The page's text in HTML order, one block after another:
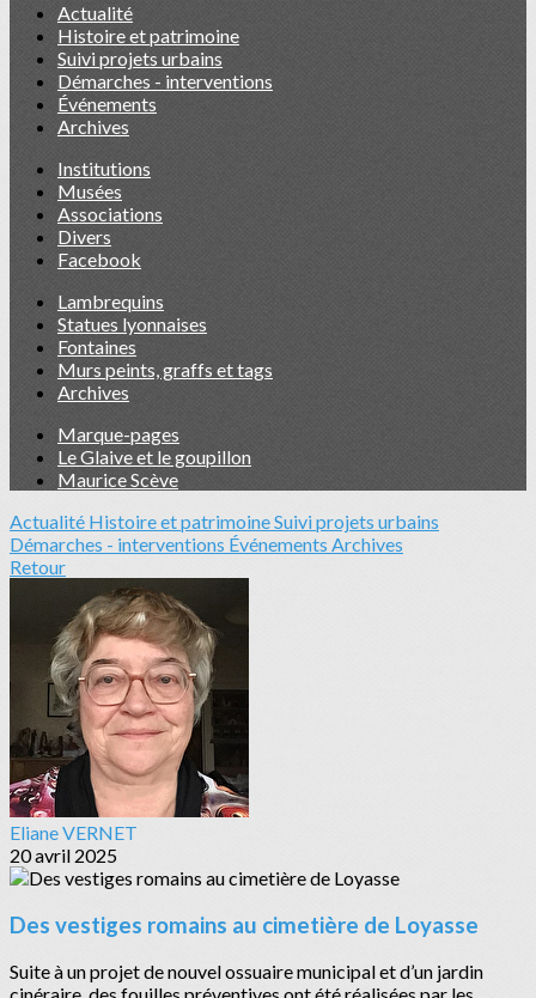
Actualité
Histoire et patrimoine
Suivi projets urbains
Démarches - interventions
Événements
Archives
Institutions
Musées
Associations
Divers
Facebook
Lambrequins
Statues lyonnaises
Fontaines
Murs peints, graffs et tags
Archives
Marque-pages
Le Glaive et le goupillon
Maurice Scève
Actualité Histoire et patrimoineSuivi projets urbains
Démarches - interventions Événements Archives
Retour
Eliane VERNET
20 avril 2025
Des vestiges romains au cimetière de Loyasse
Suite à un projet de nouvel ossuaire municipal et d’un jardin